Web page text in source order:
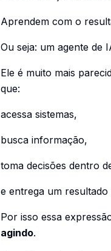
Aprendem com o
Ou seja: um agente de
Ele é muito mais
que:
acessa sistemas,
busca informação,
toma decisões dentro
e entrega um
Por isso essa
agindo.